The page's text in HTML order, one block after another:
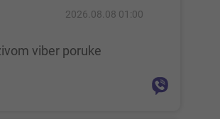
2026.08.08 01:00
viber poruke